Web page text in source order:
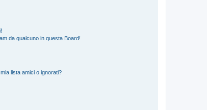
da qualcuno in questa Board!
lista amici o ignorati?